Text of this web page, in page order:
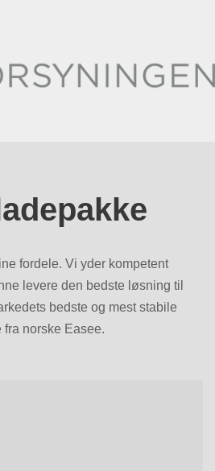
fordele. Vi yder kompetent
levere den bedste løsning til
bedste og mest stabile
fra norske Easee.